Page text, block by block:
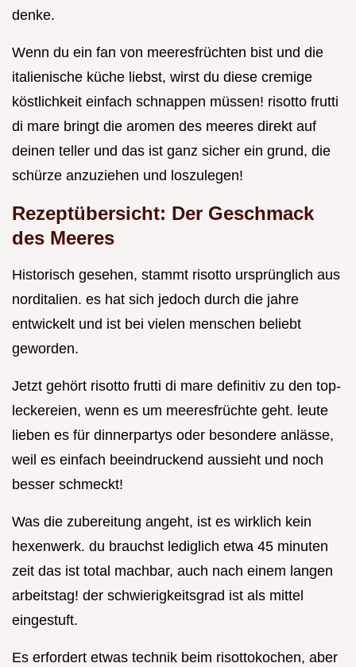
denke.
Wenn du ein fan von meeresfrüchten bist und die
italienische küche liebst, wirst du diese cremige
köstlichkeit einfach schnappen müssen! risotto frutti
di mare bringt die aromen des meeres direkt auf
deinen teller und das ist ganz sicher ein grund, die
schürze anzuziehen und loszulegen!
Rezeptübersicht: Der Geschmack
des Meeres
Historisch gesehen, stammt risotto ursprünglich aus
norditalien. es hat sich jedoch durch die jahre
entwickelt und ist bei vielen menschen beliebt
geworden.
Jetzt gehört risotto frutti di mare definitiv zu den top-
leckereien, wenn es um meeresfrüchte geht. leute
lieben es für dinnerpartys oder besondere anlässe,
weil es einfach beeindruckend aussieht und noch
besser schmeckt!
Was die zubereitung angeht, ist es wirklich kein
hexenwerk. du brauchst lediglich etwa 45 minuten
zeit das ist total machbar, auch nach einem langen
arbeitstag! der schwierigkeitsgrad ist als mittel
eingestuft.
Es erfordert etwas technik beim risottokochen, aber